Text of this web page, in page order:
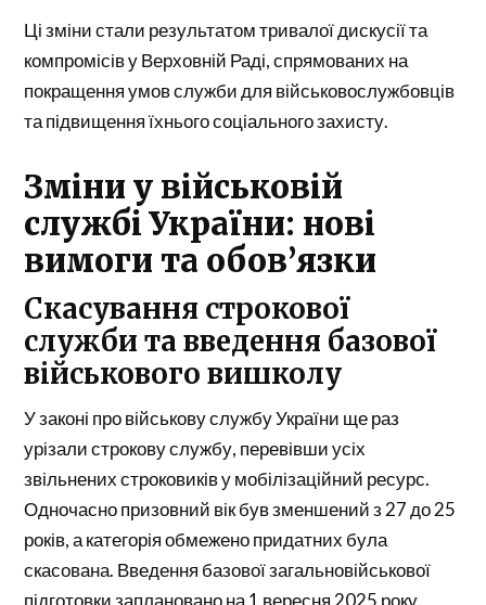
Ці зміни стали результатом тривалої дискусії та
компромісів у Верховній Раді, спрямованих на
покращення умов служби для військовослужбовців
та підвищення їхнього соціального захисту.
Зміни у військовій
службі України: нові
вимоги та обов’язки
Скасування строкової
служби та введення базової
військового вишколу
У законі про військову службу України ще раз
урізали строкову службу, перевівши усіх
звільнених строковиків у мобілізаційний ресурс.
Одночасно призовний вік був зменшений з 27 до 25
років, а категорія обмежено придатних була
скасована. Введення базової загальновійськової
підготовки заплановано на 1 вересня 2025 року.